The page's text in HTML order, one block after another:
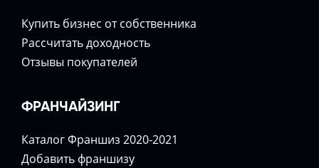
Купить бизнес от собственника
Расcчитать доходность
Отзывы покупателей
ФРАНЧАЙЗИНГ
Каталог Франшиз 2020-2021
Добавить франшизу